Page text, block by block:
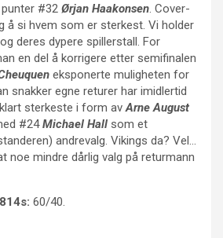
#32 Ørjan Haakonsen. Cover-
å si hvem som er sterkest. Vi holder
deres dypere spillerstall. For
en del å korrigere etter semifinalen
eksponerte muligheten for
snakker egne returer har imidlertid
sterkeste i form avArne August
#24Michael Hall som et
andrevalg. Vikings da? Vel…
noe mindre dårlig valg på returmann
60/40.